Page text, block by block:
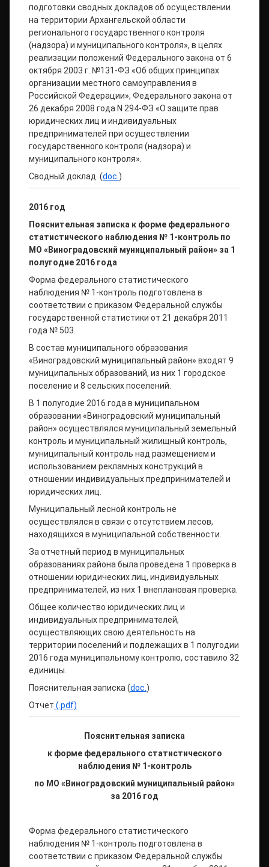
подготовки сводных докладов об осуществлении
на территории Архангельской области
регионального государственного контроля
(надзора) и муниципального контроля», в целях
реализации положений Федерального закона от 6
октября 2003 г. №131-ФЗ «Об общих принципах
организации местного самоуправления в
Российской Федерации», Федерального закона от
26 декабря 2008 года N 294-ФЗ «О защите прав
юридических лиц и индивидуальных
предпринимателей при осуществлении
государственного контроля (надзора) и
муниципального контроля».
Сводный доклад (doc. )
2016 год
Пояснительная записка к форме федерального
статистического наблюдения № 1-контроль по
МО «Виноградовский муниципальный район» за 1
полугодие 2016 года
Форма федерального статистического
наблюдения № 1-контроль подготовлена в
соответствии с приказом Федеральной службы
государственной статистики от 21 декабря 2011
года № 503.
В состав муниципального образования
«Виноградовский муниципальный район» входят 9
муниципальных образований, из них 1 городское
поселение и 8 сельских поселений.
В 1 полугодие 2016 года в муниципальном
образовании «Виноградовский муниципальный
район» осуществлялся муниципальный земельный
контроль и муниципальный жилищный контроль,
муниципальный контроль над размещением и
использованием рекламных конструкций в
отношении индивидуальных предпринимателей и
юридических лиц.
Муниципальный лесной контроль не
осуществлялся в связи с отсутствием лесов,
находящихся в муниципальной собственности.
За отчетный период в муниципальных
образованиях района была проведена 1 проверка в
отношении юридических лиц, индивидуальных
предпринимателей, из них 1 внеплановая проверка.
Общее количество юридических лиц и
индивидуальных предпринимателей,
осуществляющих свою деятельность на
территории поселений и подлежащих в 1 полугодии
2016 года муниципальному контролю, составило 32
единицы.
Пояснительная записка (doc. )
Отчет (.pdf)
Пояснительная записка
к форме федерального статистического
наблюдения № 1-контроль
по МО «Виноградовский муниципальный район»
за 2016 год
Форма федерального статистического
наблюдения № 1-контроль подготовлена в
соответствии с приказом Федеральной службы